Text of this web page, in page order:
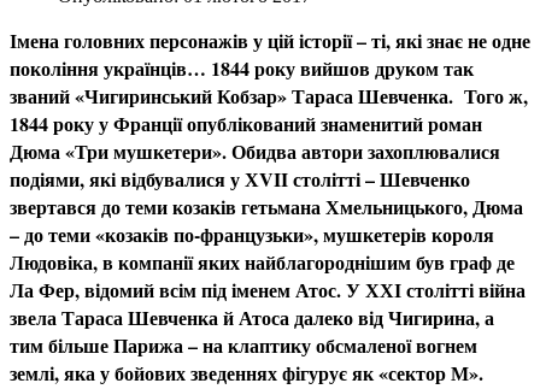
Імена головних персонажів у цій історії – ті, які знає не одне
покоління українців… 1844 року вийшов друком так
званий «Чигиринський Кобзар» Тараса Шевченка. Того ж,
1844 року у Франції опублікований знаменитий роман
Дюма «Три мушкетери». Обидва автори захоплювалися
подіями, які відбувалися у ХVII столітті – Шевченко
звертався до теми козаків гетьмана Хмельницького, Дюма
– до теми «козаків по-французьки», мушкетерів короля
Людовіка, в компанії яких найблагороднішим був граф де
Ла Фер, відомий всім під іменем Атос. У ХХІ столітті війна
звела Тараса Шевченка й Атоса далеко від Чигирина, а
тим більше Парижа – на клаптику обсмаленої вогнем
землі, яка у бойових зведеннях фігурує як «сектор М».